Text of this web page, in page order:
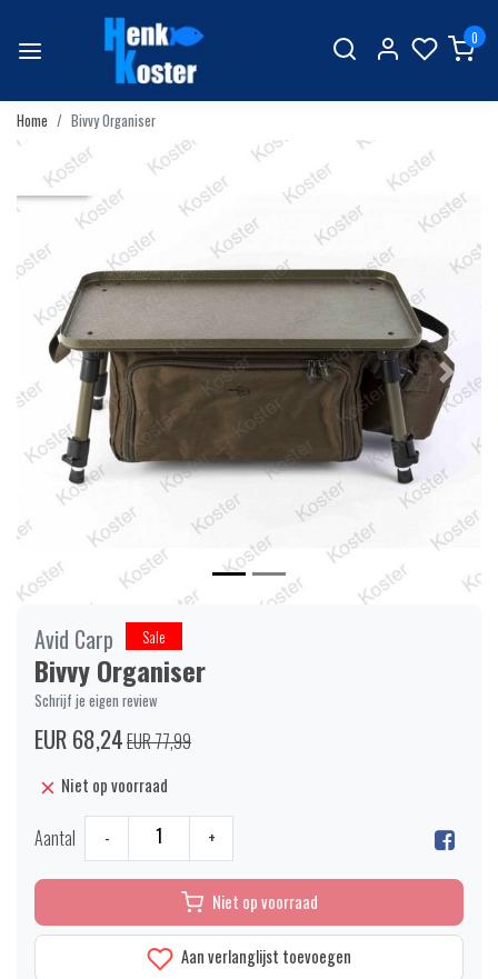
0
Home Bivvy Organiser
Vorige
Avid Carp Sale
Bivvy Organiser
Schrijf je eigen review
EUR 68,24EUR 77,99
Niet op voorraad
Aantal - +
Niet op voorraad
Aan verlanglijst toevoegen